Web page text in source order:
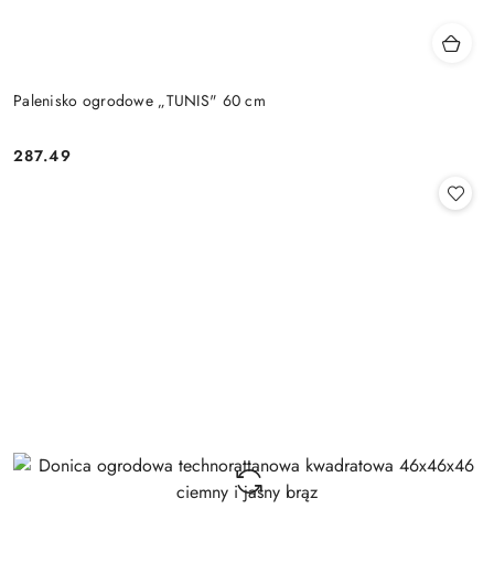
Palenisko ogrodowe „TUNIS" 60 cm
Cena:
287.49